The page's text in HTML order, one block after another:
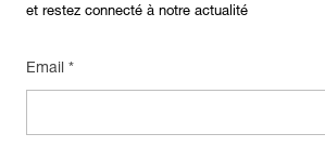
et restez connecté à notre actualité
Email *